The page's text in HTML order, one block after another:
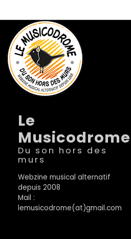
Le
Musicodrome
Du son hors des
murs
Webzine musical alternatif
depuis 2008
Mail :
lemusicodrome(at)gmail.com